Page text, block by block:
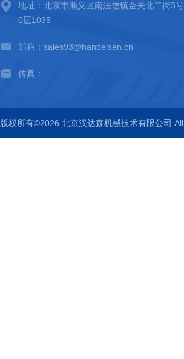
地址：北京市顺义区南法信镇金关北二街3
0层1035
邮箱：sales93@handelsen.cn
传真：
版权所有©2026 北京汉达森机械技术有限公司